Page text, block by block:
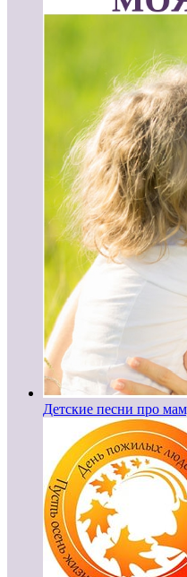
Детские песни про